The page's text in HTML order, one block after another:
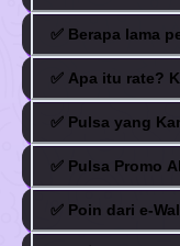
✅ Berapa lama
✅ Apa itu rate?
✅ Pulsa yang
✅ Pulsa Promo
✅ Poin dari e-